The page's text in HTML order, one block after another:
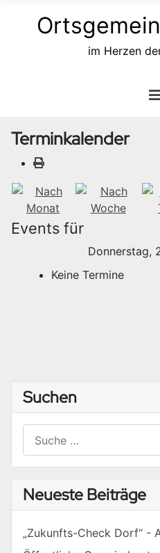
im Herzen
Terminkalender
Events für
Donnerstag,
Keine Termine
Suchen
Type 2 or more
Neueste Beiträge
„Zukunfts-Check Dorf“ -